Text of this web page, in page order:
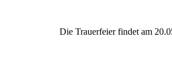
Die Trauerfeier findet am